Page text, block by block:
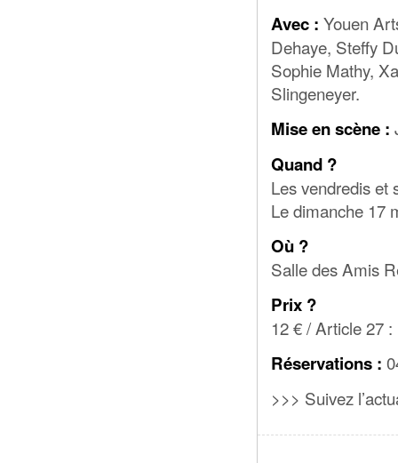
Avec : Youen
Dehaye, Steffy
Sophie Mathy,
Slingeneyer.
Mise en scène :
Quand ?
Les vendredis et
Le dimanche 17
Où ?
Salle des Amis
Prix ?
12 € / Article 27
Réservations :
>>> Suivez